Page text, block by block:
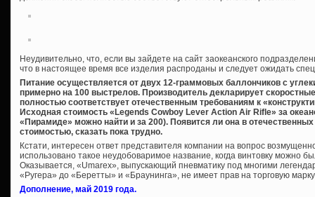
Неудивительно, что, если вы зайдете на сайт заокеанского
что в настоящее время все изделия распроданы и следует ожидать
Питание осуществляется от двух 12-граммовых баллончиков с
примерно на 100 выстрелов. Производитель декларирует
полностью соответствует отечественным требованиям к
Исходная стоимость «Legends Cowboy Lever Action Air Rifle» за
«Пирамиде» можно найти и за 200). Появится ли она в
стоимостью, сказать пока трудно.
Кстати, интересен ответ представителя компании на вопрос
использовано такое неудобоваримое название, когда винтовку можно
Оказывается, «Umarex», выпускающий пневматику под многими
«Ругера» до «Беретты» и «Браунинга», не имеет прав на торговую
Дополнение, май 2019 года.